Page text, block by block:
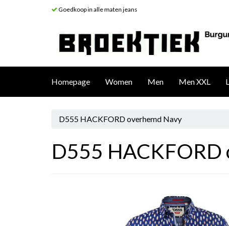
Goedkoop in alle maten jeans
Homepage Women Men Men XXL
D555 HACKFORD overhemd Navy
D555